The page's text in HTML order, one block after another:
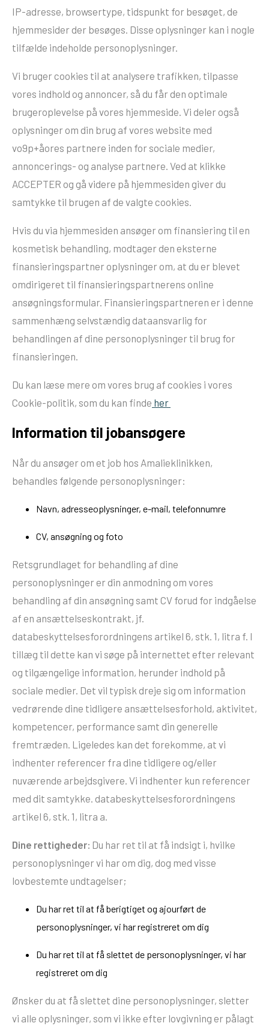
IP-adresse, browsertype, tidspunkt for besøget, de
hjemmesider der besøges. Disse oplysninger kan i nogle
tilfælde indeholde personoplysninger.
Vi bruger cookies til at analysere trafikken, tilpasse
vores indhold og annoncer, så du får den optimale
brugeroplevelse på vores hjemmeside. Vi deler også
oplysninger om din brug af vores website med
vo9p+åores partnere inden for sociale medier,
annoncerings- og analyse partnere. Ved at klikke
ACCEPTER og gå videre på hjemmesiden giver du
samtykke til brugen af de valgte cookies.
Hvis du via hjemmesiden ansøger om finansiering til en
kosmetisk behandling, modtager den eksterne
finansieringspartner oplysninger om, at du er blevet
omdirigeret til finansieringspartnerens online
ansøgningsformular. Finansieringspartneren er i denne
sammenhæng selvstændig dataansvarlig for
behandlingen af dine personoplysninger til brug for
finansieringen.
Du kan læse mere om vores brug af cookies i vores
Cookie-politik, som du kan finde her
Information til jobansøgere
Når du ansøger om et job hos Amalieklinikken,
behandles følgende personoplysninger:
Navn, adresseoplysninger, e-mail, telefonnumre
CV, ansøgning og foto
Retsgrundlaget for behandling af dine
personoplysninger er din anmodning om vores
behandling af din ansøgning samt CV forud for indgåelse
af en ansættelseskontrakt, jf.
databeskyttelsesforordningens artikel 6, stk. 1, litra f. I
tillæg til dette kan vi søge på internettet efter relevant
og tilgængelige information, herunder indhold på
sociale medier. Det vil typisk dreje sig om information
vedrørende dine tidligere ansættelsesforhold, aktivitet,
kompetencer, performance samt din generelle
fremtræden. Ligeledes kan det forekomme, at vi
indhenter referencer fra dine tidligere og/eller
nuværende arbejdsgivere. Vi indhenter kun referencer
med dit samtykke. databeskyttelsesforordningens
artikel 6, stk. 1, litra a.
Dine rettigheder: Du har ret til at få indsigt i, hvilke
personoplysninger vi har om dig, dog med visse
lovbestemte undtagelser;
Du har ret til at få berigtiget og ajourført de
personoplysninger, vi har registreret om dig
Du har ret til at få slettet de personoplysninger, vi har
registreret om dig
Ønsker du at få slettet dine personoplysninger, sletter
vi alle oplysninger, som vi ikke efter lovgivning er pålagt